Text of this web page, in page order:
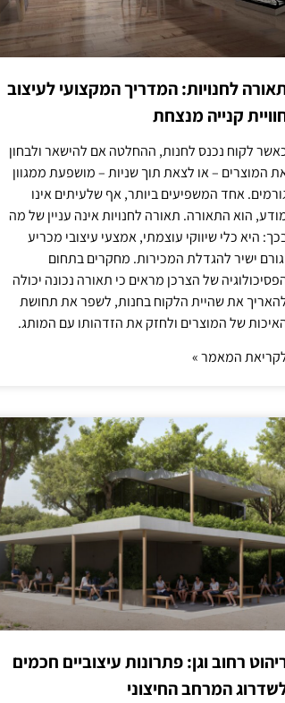
לחנויות: המדריך המקצועי לעיצוב
קנייה מנצחת
לקוח נכנס לחנות, ההחלטה אם להישאר ולבחון
המוצרים – או לצאת תוך שניות – מושפעת ממגוון
אחד המשפיעים ביותר, אף שלעיתים אינו
הוא התאורה. תאורה לחנויות אינה עניין של מה
היא כלי שיווקי עוצמתי, אמצעי עיצובי מכריע
ישיר להגדלת המכירות. מחקרים בתחום
של הצרכן מראים כי תאורה נכונה יכולה
את שהיית הלקוח בחנות, לשפר את תחושת
של המוצרים ולחזק את הזדהותו עם המותג.
המאמר »
רחוב וגן: פתרונות עיצוביים חכמים
המרחב החיצוני